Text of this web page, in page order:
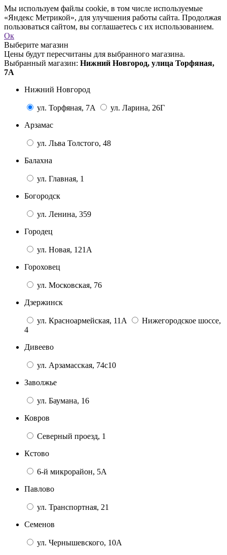
Мы используем файлы cookie, в том числе используемые
«Яндекс Метрикой», для улучшения работы сайта. Продолжая
пользоваться сайтом, вы соглашаетесь с их использованием.
Ок
Выберите магазин
Цены будут пересчитаны для выбранного магазина.
Выбранный магазин: Нижний Новгород, улица Торфяная,
7А
Нижний Новгород
ул. Торфяная, 7А
ул. Ларина, 26Г
Арзамас
ул. Льва Толстого, 48
Балахна
ул. Главная, 1
Богородск
ул. Ленина, 359
Городец
ул. Новая, 121А
Гороховец
ул. Московская, 76
Дзержинск
ул. Красноармейская, 11А
Нижегородское шоссе,
4
Дивеево
ул. Арзамасская, 74с10
Заволжье
ул. Баумана, 16
Ковров
Северный проезд, 1
Кстово
6-й микрорайон, 5А
Павлово
ул. Транспортная, 21
Семенов
ул. Чернышевского, 10А